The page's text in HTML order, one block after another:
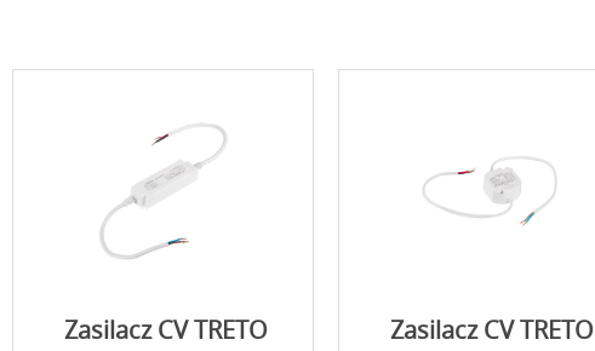
Zasilacz CV TRETO Zasilacz CV TRETO